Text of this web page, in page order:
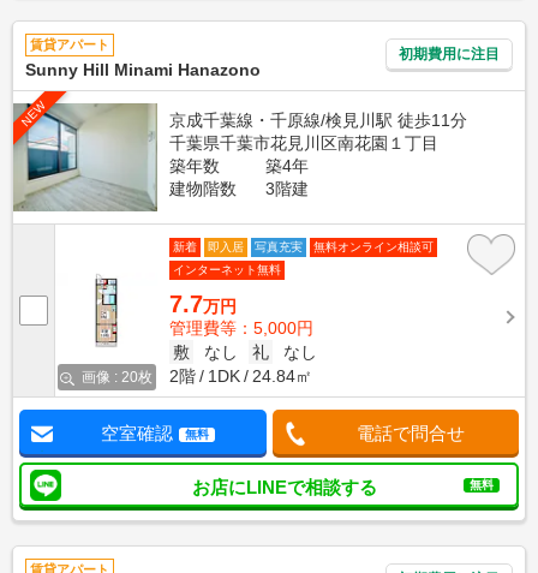
賃貸アパート
Sunny Hill Minami Hanazono
初期費用に注目
NEW
京成千葉線・千原線/検見川駅 徒歩11分
千葉県千葉市花見川区南花園１丁目
築年数
築4年
建物階数
3階建
画像 : 20枚
新着 即入居 写真充実
無料オンライン相談可
インターネット無料
7.7万円
管理費等：5,000円
敷
なし 礼
なし
2階
1DK 24.84㎡
空室確認 無料 電話で問合せ
お店にLINEで相談する 無料
賃貸アパート